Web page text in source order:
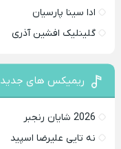
ادا سینا پارسیان
گلینلیک افشین آذری
ریمیکس های جدید
2026 شایان رنجبر
نه تایی علیرضا اسپید